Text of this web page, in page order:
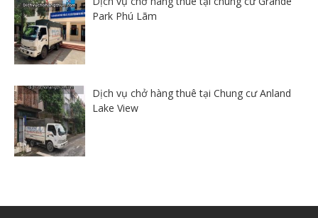
Park Phú Lãm
Dịch vụ chở hàng thuê tại Chung cư Anland
Lake View